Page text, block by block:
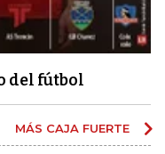
del fútbol
MÁS CAJA FUERTE